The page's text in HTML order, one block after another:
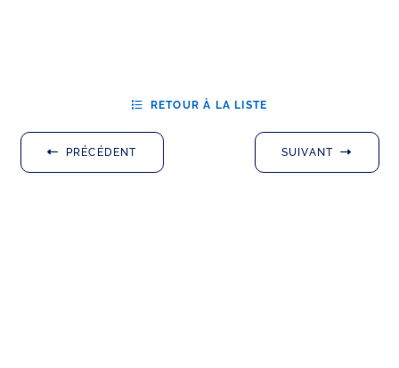
PRÉCÉDENT
RETOUR À LA LISTE
SUIVANT